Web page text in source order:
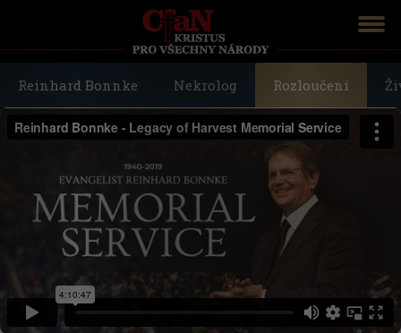
Reinhard Bonnke Nekrolog Rozloučení